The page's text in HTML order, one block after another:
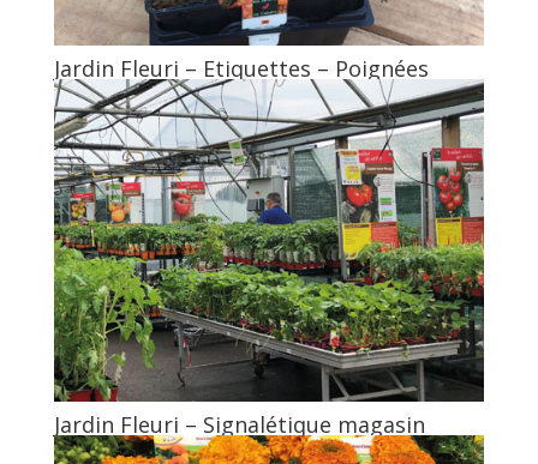
Jardin Fleuri – Etiquettes – Poignées
Jardin Fleuri – Signalétique magasin